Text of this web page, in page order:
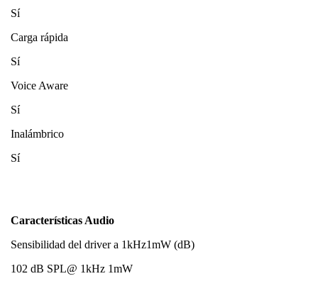
Sí
Carga rápida
Sí
Voice Aware
Sí
Inalámbrico
Sí
Características Audio
Sensibilidad del driver a 1kHz1mW (dB)
102 dB SPL@ 1kHz 1mW